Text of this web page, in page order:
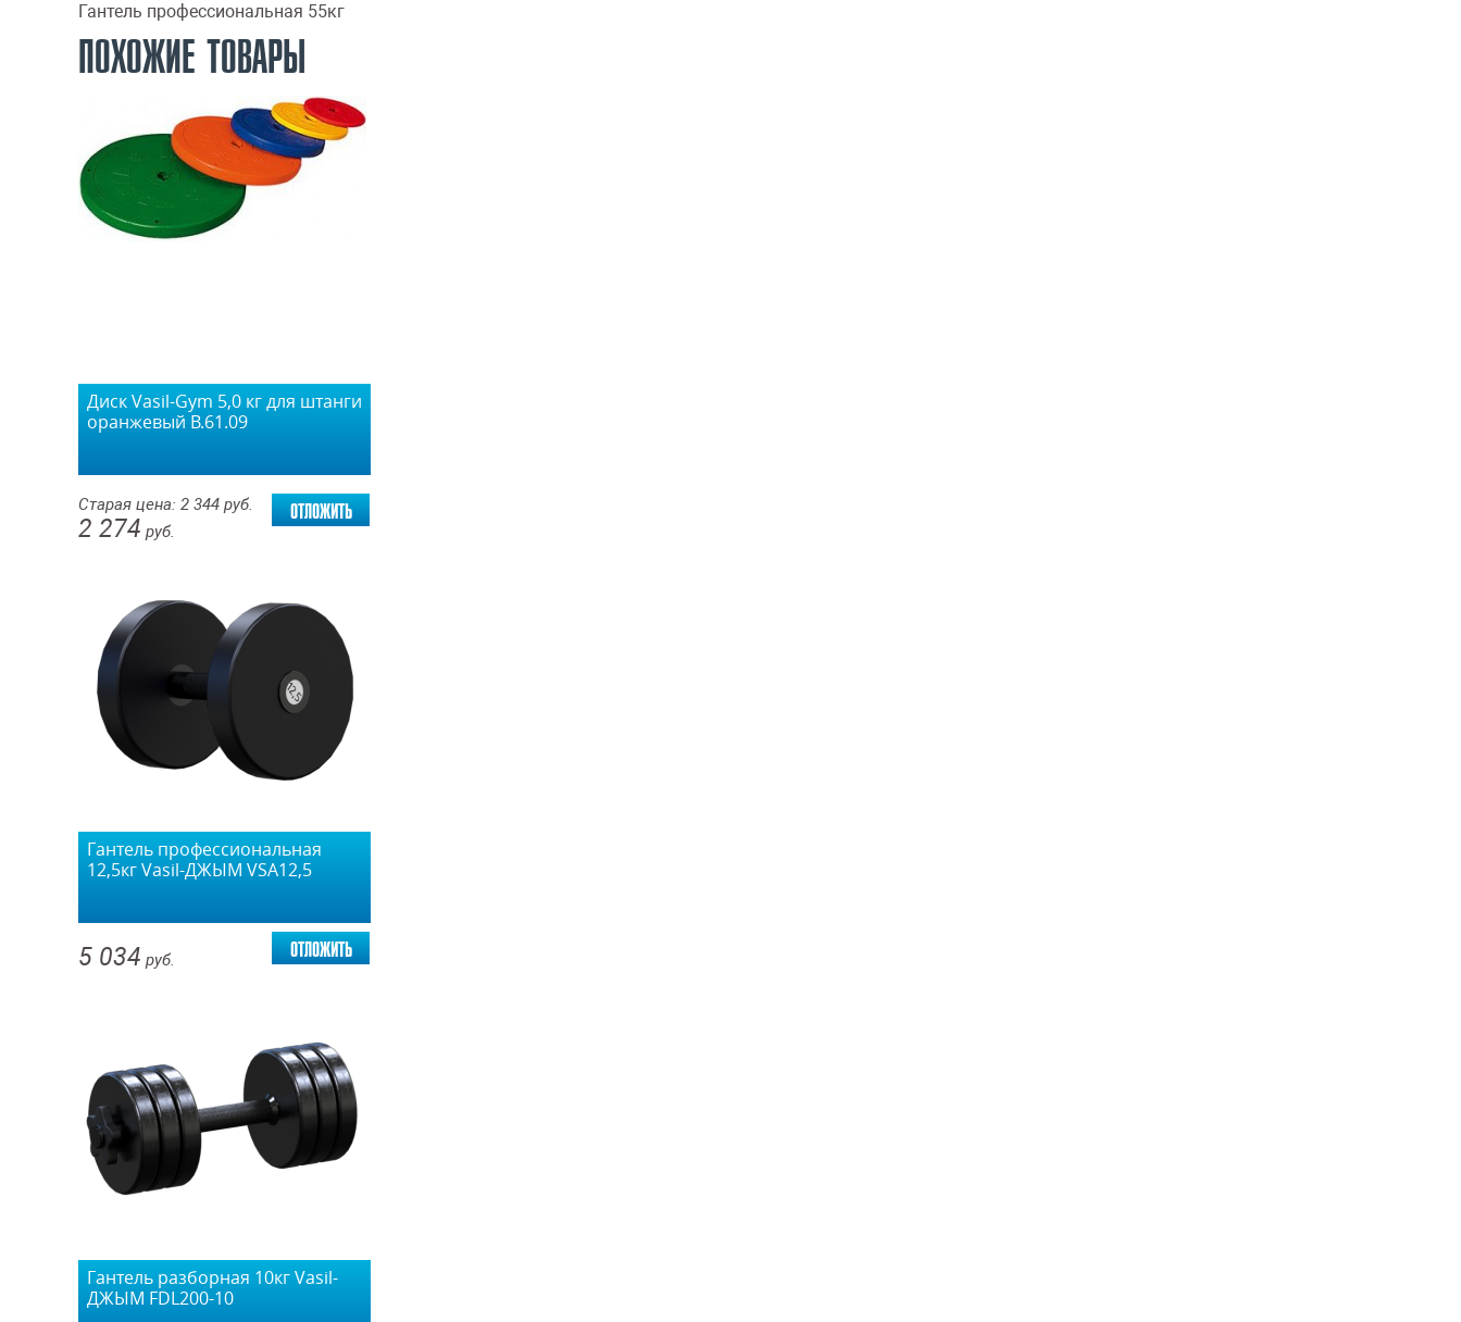
Гантель профессиональная 55кг
ПОХОЖИЕ ТОВАРЫ
Диск Vasil-Gym 5,0 кг для штанги
оранжевый В.61.09
Старая цена: 2 344 руб.
2 274 руб.
отложить
Гантель профессиональная
12,5кг Vasil-ДЖЫМ VSA12,5
5 034 руб. отложить
Гантель разборная 10кг Vasil-
ДЖЫМ FDL200-10